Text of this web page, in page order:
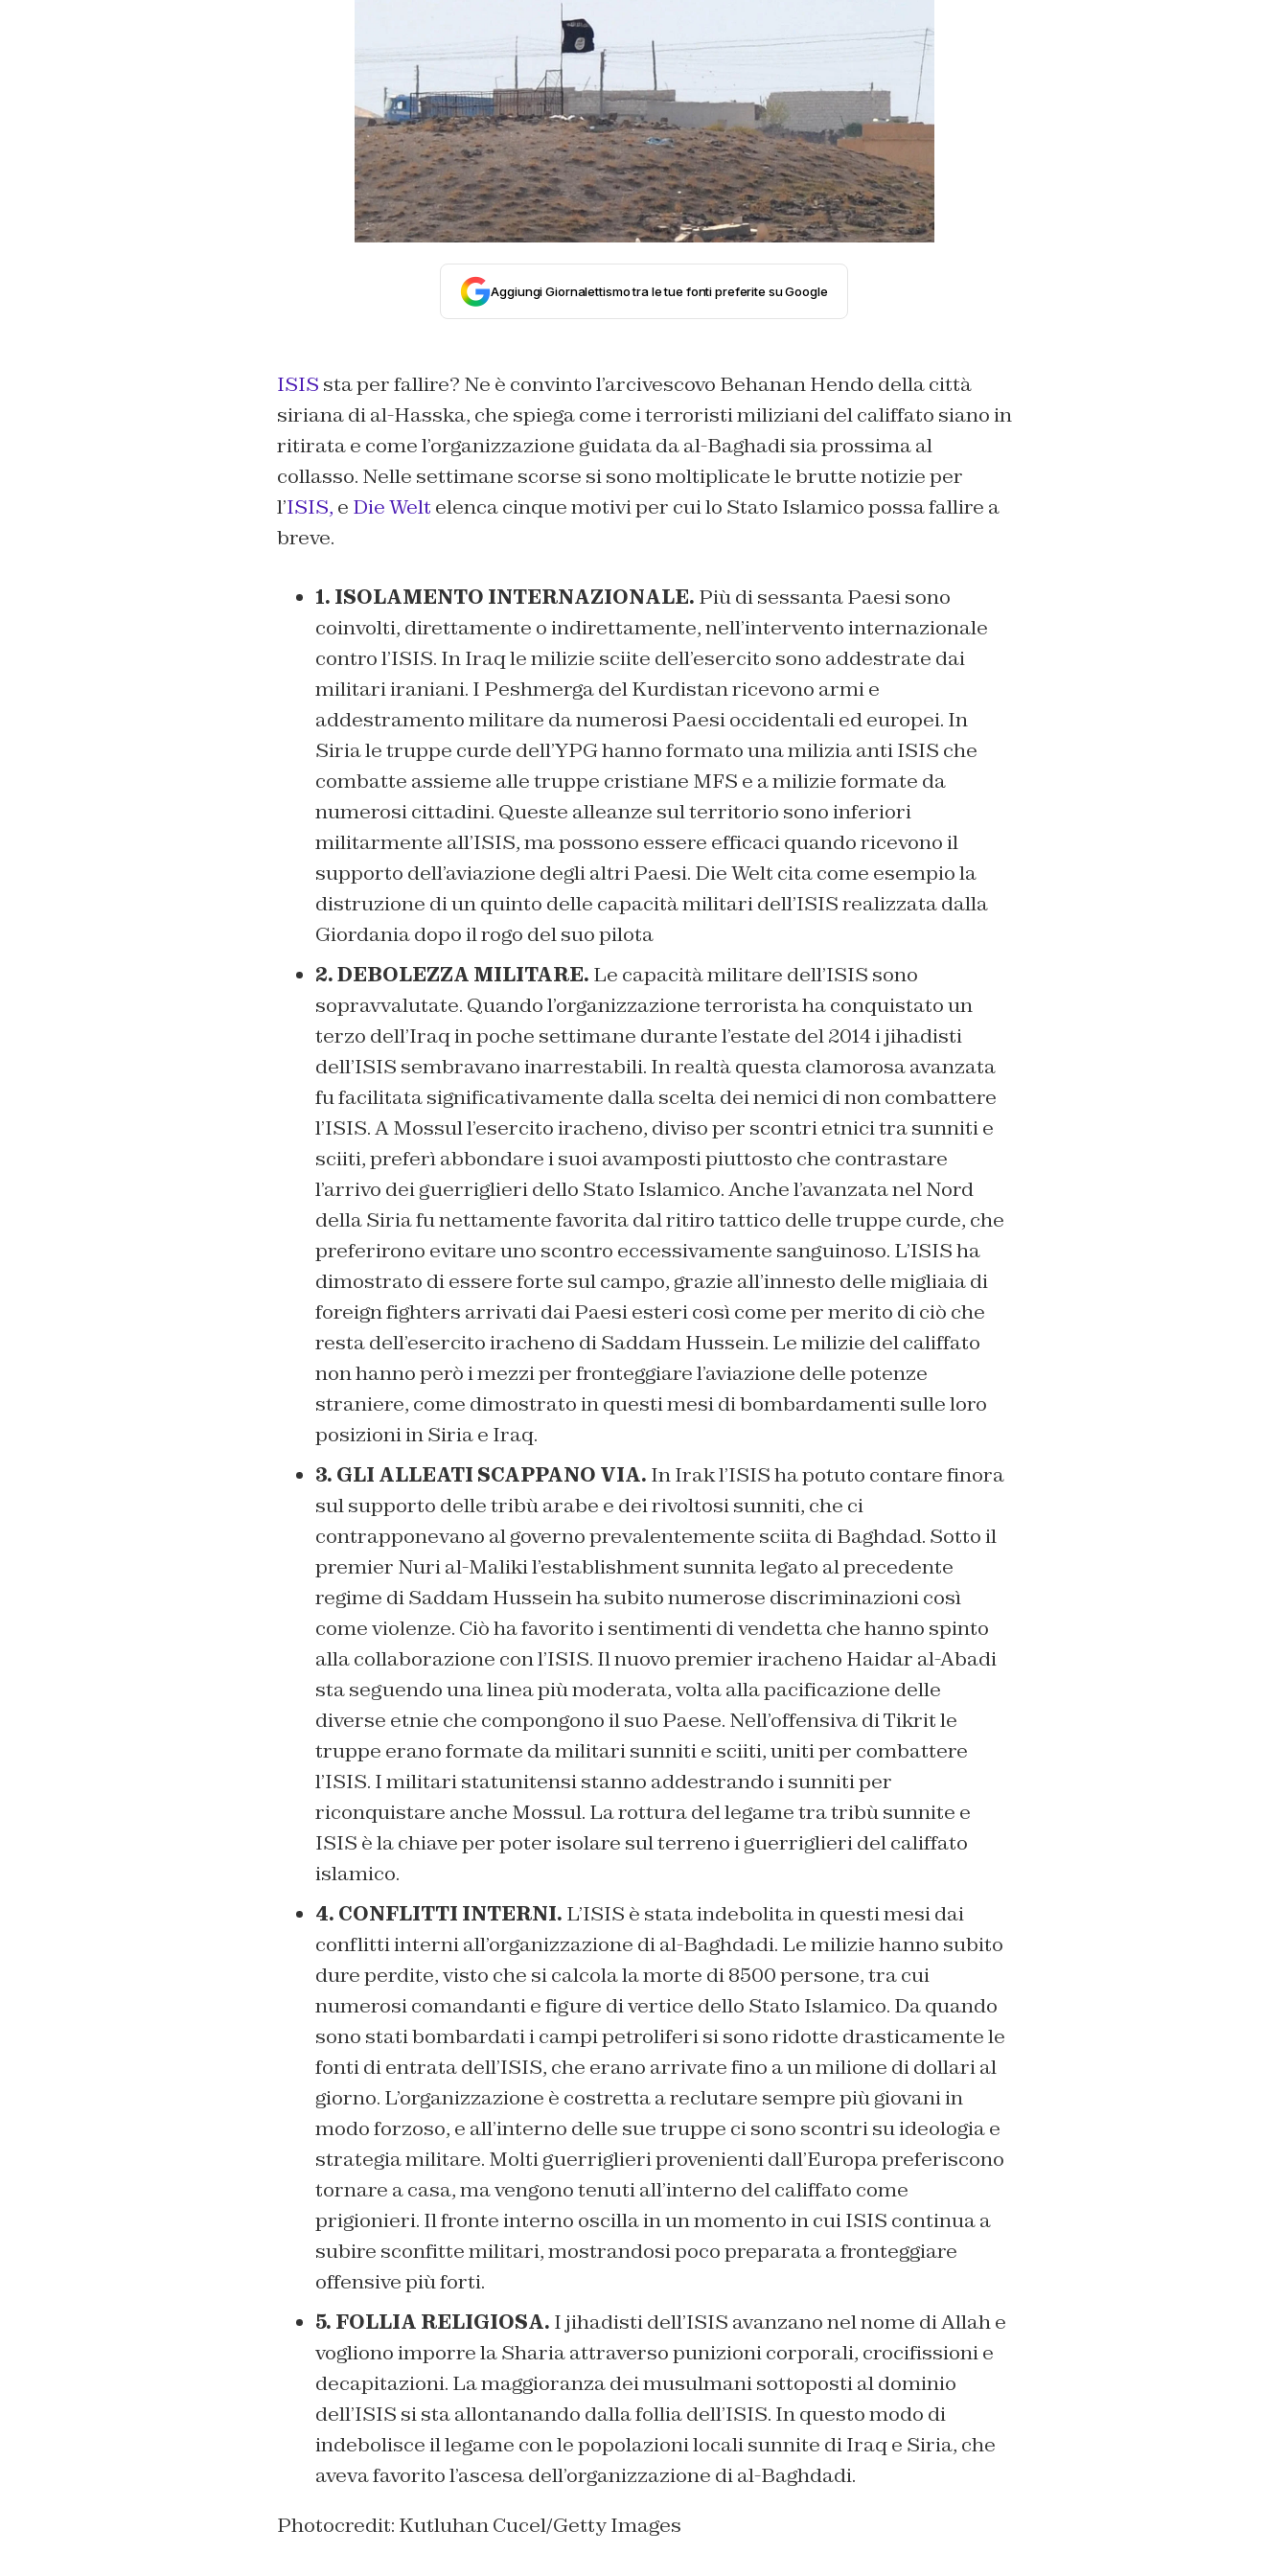
Aggiungi Giornalettismo tra le tue fonti preferite su Google
ISIS sta per fallire? Ne è convinto l’arcivescovo Behanan Hendo della città
siriana di al-Hasska, che spiega come i terroristi miliziani del califfato siano in
ritirata e come l’organizzazione guidata da al-Baghadi sia prossima al
collasso. Nelle settimane scorse si sono moltiplicate le brutte notizie per
l’ISIS, e Die Welt elenca cinque motivi per cui lo Stato Islamico possa fallire a
breve.
1. ISOLAMENTO INTERNAZIONALE. Più di sessanta Paesi sono
coinvolti, direttamente o indirettamente, nell’intervento internazionale
contro l’ISIS. In Iraq le milizie sciite dell’esercito sono addestrate dai
militari iraniani. I Peshmerga del Kurdistan ricevono armi e
addestramento militare da numerosi Paesi occidentali ed europei. In
Siria le truppe curde dell’YPG hanno formato una milizia anti ISIS che
combatte assieme alle truppe cristiane MFS e a milizie formate da
numerosi cittadini. Queste alleanze sul territorio sono inferiori
militarmente all’ISIS, ma possono essere efficaci quando ricevono il
supporto dell’aviazione degli altri Paesi. Die Welt cita come esempio la
distruzione di un quinto delle capacità militari dell’ISIS realizzata dalla
Giordania dopo il rogo del suo pilota
2. DEBOLEZZA MILITARE. Le capacità militare dell’ISIS sono
sopravvalutate. Quando l’organizzazione terrorista ha conquistato un
terzo dell’Iraq in poche settimane durante l’estate del 2014 i jihadisti
dell’ISIS sembravano inarrestabili. In realtà questa clamorosa avanzata
fu facilitata significativamente dalla scelta dei nemici di non combattere
l’ISIS. A Mossul l’esercito iracheno, diviso per scontri etnici tra sunniti e
sciiti, preferì abbondare i suoi avamposti piuttosto che contrastare
l’arrivo dei guerriglieri dello Stato Islamico. Anche l’avanzata nel Nord
della Siria fu nettamente favorita dal ritiro tattico delle truppe curde, che
preferirono evitare uno scontro eccessivamente sanguinoso. L’ISIS ha
dimostrato di essere forte sul campo, grazie all’innesto delle migliaia di
foreign fighters arrivati dai Paesi esteri così come per merito di ciò che
resta dell’esercito iracheno di Saddam Hussein. Le milizie del califfato
non hanno però i mezzi per fronteggiare l’aviazione delle potenze
straniere, come dimostrato in questi mesi di bombardamenti sulle loro
posizioni in Siria e Iraq.
3. GLI ALLEATI SCAPPANO VIA. In Irak l’ISIS ha potuto contare finora
sul supporto delle tribù arabe e dei rivoltosi sunniti, che ci
contrapponevano al governo prevalentemente sciita di Baghdad. Sotto il
premier Nuri al-Maliki l’establishment sunnita legato al precedente
regime di Saddam Hussein ha subito numerose discriminazioni così
come violenze. Ciò ha favorito i sentimenti di vendetta che hanno spinto
alla collaborazione con l’ISIS. Il nuovo premier iracheno Haidar al-Abadi
sta seguendo una linea più moderata, volta alla pacificazione delle
diverse etnie che compongono il suo Paese. Nell’offensiva di Tikrit le
truppe erano formate da militari sunniti e sciiti, uniti per combattere
l’ISIS. I militari statunitensi stanno addestrando i sunniti per
riconquistare anche Mossul. La rottura del legame tra tribù sunnite e
ISIS è la chiave per poter isolare sul terreno i guerriglieri del califfato
islamico.
4. CONFLITTI INTERNI. L’ISIS è stata indebolita in questi mesi dai
conflitti interni all’organizzazione di al-Baghdadi. Le milizie hanno subito
dure perdite, visto che si calcola la morte di 8500 persone, tra cui
numerosi comandanti e figure di vertice dello Stato Islamico. Da quando
sono stati bombardati i campi petroliferi si sono ridotte drasticamente le
fonti di entrata dell’ISIS, che erano arrivate fino a un milione di dollari al
giorno. L’organizzazione è costretta a reclutare sempre più giovani in
modo forzoso, e all’interno delle sue truppe ci sono scontri su ideologia e
strategia militare. Molti guerriglieri provenienti dall’Europa preferiscono
tornare a casa, ma vengono tenuti all’interno del califfato come
prigionieri. Il fronte interno oscilla in un momento in cui ISIS continua a
subire sconfitte militari, mostrandosi poco preparata a fronteggiare
offensive più forti.
5. FOLLIA RELIGIOSA. I jihadisti dell’ISIS avanzano nel nome di Allah e
vogliono imporre la Sharia attraverso punizioni corporali, crocifissioni e
decapitazioni. La maggioranza dei musulmani sottoposti al dominio
dell’ISIS si sta allontanando dalla follia dell’ISIS. In questo modo di
indebolisce il legame con le popolazioni locali sunnite di Iraq e Siria, che
aveva favorito l’ascesa dell’organizzazione di al-Baghdadi.
Photocredit: Kutluhan Cucel/Getty Images